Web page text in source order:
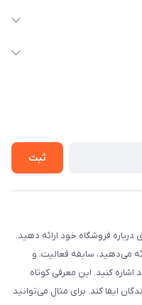
ثبت
فروشگاه خود ارائه دهید.
می‌دهید، سابقه فعالیت، و
اشاره کنید. این معرفی کوتاه
ایفا کند. برای مثال می‌توانید